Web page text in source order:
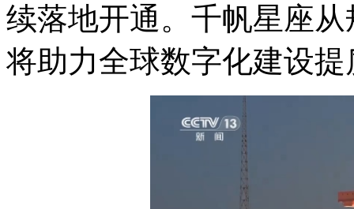
续落地开通。千帆星座
将助力全球数字化建设